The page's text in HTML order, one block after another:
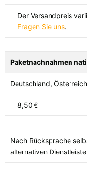
Der Versandpreis
Fragen Sie uns.
Paketnachnahmen
Deutschland,
8,50€
Nach Rücksprache
alternativen